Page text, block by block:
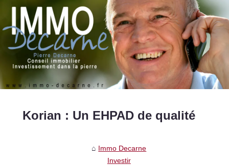
Korian : Un EHPAD de qualité
Immo Decarne
Investir